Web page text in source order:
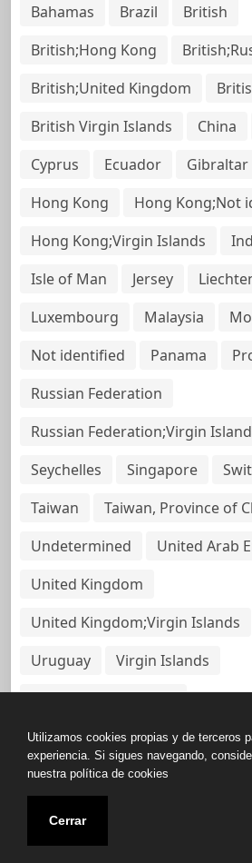
Bahamas Brazil
British
British;Hong Kong
British;United Kingdom
British Virgin Islands
China
Cyprus
Ecuador Gibraltar
Hong Kong
Hong Kong;Not
Hong Kong;Virgin Islands
Isle of Man
Jersey
Luxembourg
Malaysia
Not identified
Panama
Russian Federation
Russian Federation;Virgin
Seychelles
Singapore
Taiwan
Taiwan, Province of
Undetermined
United Arab
United Kingdom
United Kingdom;Virgin Islands
Uruguay
Virgin Islands
Virgin Islands, British
Copyright © All rights
Base de Datos de Papeles
Utilizamos cookies propias y de terceros
experiencia. Si sigues navegando,
nuestra política de cookies
Cerrar